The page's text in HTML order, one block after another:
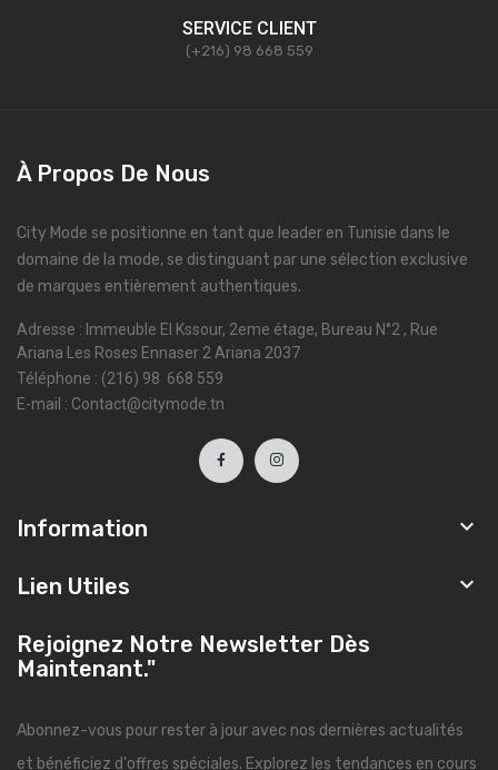
SERVICE CLIENT
(+216) 98 668 559
À Propos De Nous
City Mode se positionne en tant que leader en Tunisie dans le
domaine de la mode, se distinguant par une sélection exclusive
de marques entièrement authentiques.
Adresse : Immeuble El Kssour, 2eme étage, Bureau N°2 , Rue
Ariana Les Roses Ennaser 2 Ariana 2037
Téléphone : (216) 98 668 559
E-mail : Contact@citymode.tn
Information 
Lien Utiles 
Rejoignez Notre Newsletter Dès
Maintenant."
Abonnez-vous pour rester à jour avec nos dernières actualités
et bénéficiez d'offres spéciales. Explorez les tendances en cours